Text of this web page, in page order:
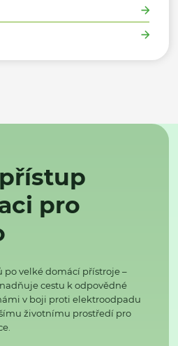
pro
po velké domácí přístroje –
cestu k odpovědné
v boji proti elektroodpadu
životnímu prostředí pro